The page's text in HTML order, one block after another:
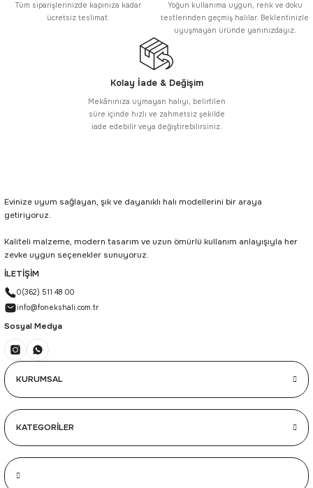
Tüm siparişlerinizde kapınıza kadar
ücretsiz teslimat.
Yoğun kullanıma uygun, renk ve doku
testlerinden geçmiş halılar. Beklentinizle
uyuşmayan üründe yanınızdayız.
Kolay İade & Değişim
Mekânınıza uymayan halıyı, belirtilen
süre içinde hızlı ve zahmetsiz şekilde
iade edebilir veya değiştirebilirsiniz.
Evinize uyum sağlayan, şık ve dayanıklı halı modellerini bir araya
getiriyoruz.
Kaliteli malzeme, modern tasarım ve uzun ömürlü kullanım anlayışıyla her
zevke uygun seçenekler sunuyoruz.
İLETİŞİM
0(362) 511 48 00
info@fonekshali.com.tr
Sosyal Medya
KURUMSAL
KATEGORİLER